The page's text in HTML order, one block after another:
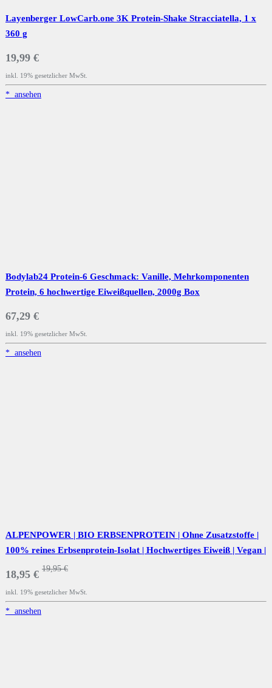
Layenberger LowCarb.one 3K Protein-Shake Stracciatella, 1 x
360 g
19,99 €
inkl. 19% gesetzlicher MwSt.
* ansehen
Bodylab24 Protein-6 Geschmack: Vanille, Mehrkomponenten
Protein, 6 hochwertige Eiweißquellen, 2000g Box
67,29 €
inkl. 19% gesetzlicher MwSt.
* ansehen
ALPENPOWER | BIO ERBSENPROTEIN | Ohne Zusatzstoffe |
100% reines Erbsenprotein-Isolat | Hochwertiges Eiweiß | Vegan |
Vielseitig anwendbar | Low Carb | Organic Pea Protein | 600g
18,95 € 19,95 €
inkl. 19% gesetzlicher MwSt.
* ansehen